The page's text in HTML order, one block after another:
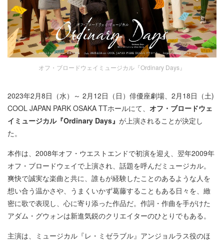
オフ・ブロードウェイミュージカル『Ordinary Days』
2023年2月8日（水）～ 2月12日（日）俳優座劇場、2月18日（土)
COOL JAPAN PARK OSAKA TTホールにて、 オフ・ブロードウェ
イミュージカル『Ordinary Days』 が上演されることが決定し
た。
本作は、2008年オフ・ウエストエンドで初演を迎え、翌年2009年
オフ・ブロードウェイで上演され、話題を呼んだミュージカル。
爽快で誠実な楽曲と共に、誰もが経験したことのあるような人を
想い合う温かさや、うまくいかず葛藤することもある日々を、緻
密に歌で表現し、心に寄り添った作品だ。作詞・作曲を手がけた
アダム・グウォンは新進気鋭のクリエイターのひとりでもある。
主演は、ミュージカル『レ・ミゼラブル』アンジョルラス役のほ